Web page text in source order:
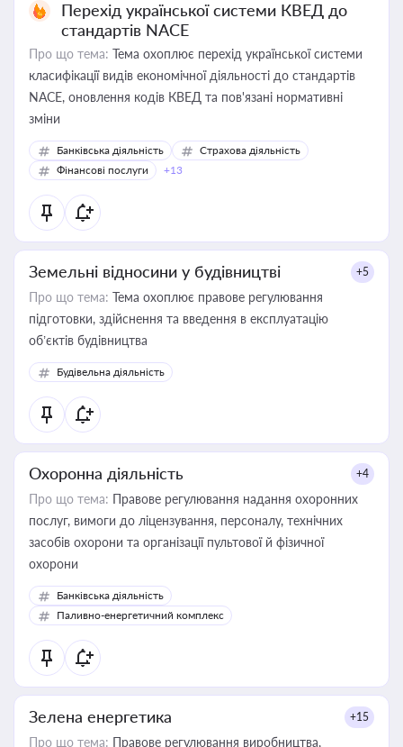
Перехід української системи КВЕД до
стандартів NACE
Про що тема: Тема охоплює перехід української системи
класифікації видів економічної діяльності до стандартів
NACE, оновлення кодів КВЕД та пов'язані нормативні
зміни
Банківська діяльність
Страхова діяльність
Фінансові послуги
+13
Земельні відносини у будівництві +5
Про що тема: Тема охоплює правове регулювання
підготовки, здійснення та введення в експлуатацію
об’єктів будівництва
Будівельна діяльність
Охоронна діяльність +4
Про що тема: Правове регулювання надання охоронних
послуг, вимоги до ліцензування, персоналу, технічних
засобів охорони та організації пультової й фізичної
охорони
Банківська діяльність
Паливно-енергетичний комплекс
Зелена енергетика +15
Про що тема: Правове регулювання виробництва,